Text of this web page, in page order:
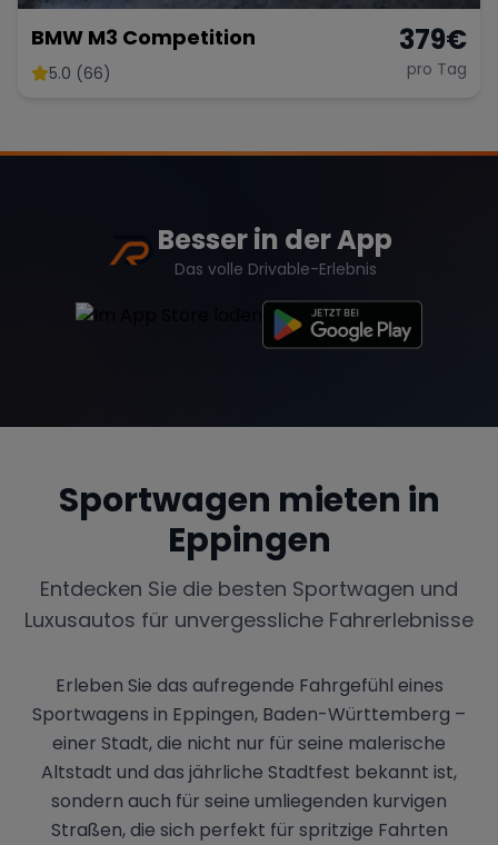
BMW M3 Competition
5.0 (66)
379€
pro Tag
Besser in der App
Das volle Drivable-Erlebnis
Sportwagen mieten in
Eppingen
Entdecken Sie die besten Sportwagen und
Luxusautos für unvergessliche Fahrerlebnisse
Erleben Sie das aufregende Fahrgefühl eines
Sportwagens in Eppingen, Baden-Württemberg –
einer Stadt, die nicht nur für seine malerische
Altstadt und das jährliche Stadtfest bekannt ist,
sondern auch für seine umliegenden kurvigen
Straßen, die sich perfekt für spritzige Fahrten